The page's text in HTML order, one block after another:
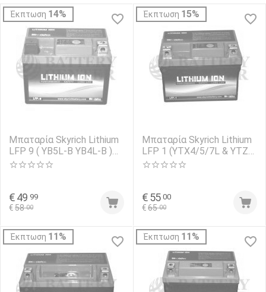
Έκπτωση 14%
Μπαταρία Skyrich Lithium
LFP 9 ( YB5L-B YB4L-B )
12V 105CCA
€58 00
€49 99
Έκπτωση 15%
Μπαταρία Skyrich Lithium
LFP 1 (YTX4/5/7L & YTZ
4/5/7) 12V 120CCA
€65 00
€55 00
Έκπτωση 11% Έκπτωση 11%